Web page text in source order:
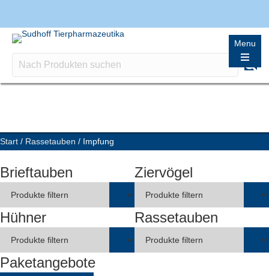
Menu
Start / Rassetauben / Impfung
Brieftauben Ziervögel
Hühner Rassetauben
Paketangebote